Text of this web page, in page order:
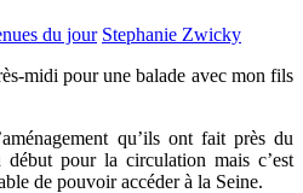
du jour Stephanie Zwicky
midi pour une balade avec mon fils
qu’ils ont fait près du
début pour la circulation mais c’est
de pouvoir accéder à la Seine.